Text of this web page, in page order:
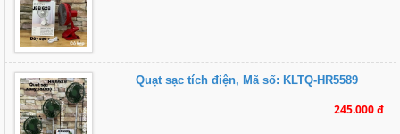
Quạt sạc tích điện, Mã số: KLTQ-HR5589
245.000 đ